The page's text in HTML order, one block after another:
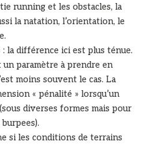
running et les obstacles, la
la natation, l’orientation, le
: la différence ici est plus ténue.
paramètre à prendre en
moins souvent le cas. La
« pénalité » lorsqu’un
diverses formes mais pour
si les conditions de terrains